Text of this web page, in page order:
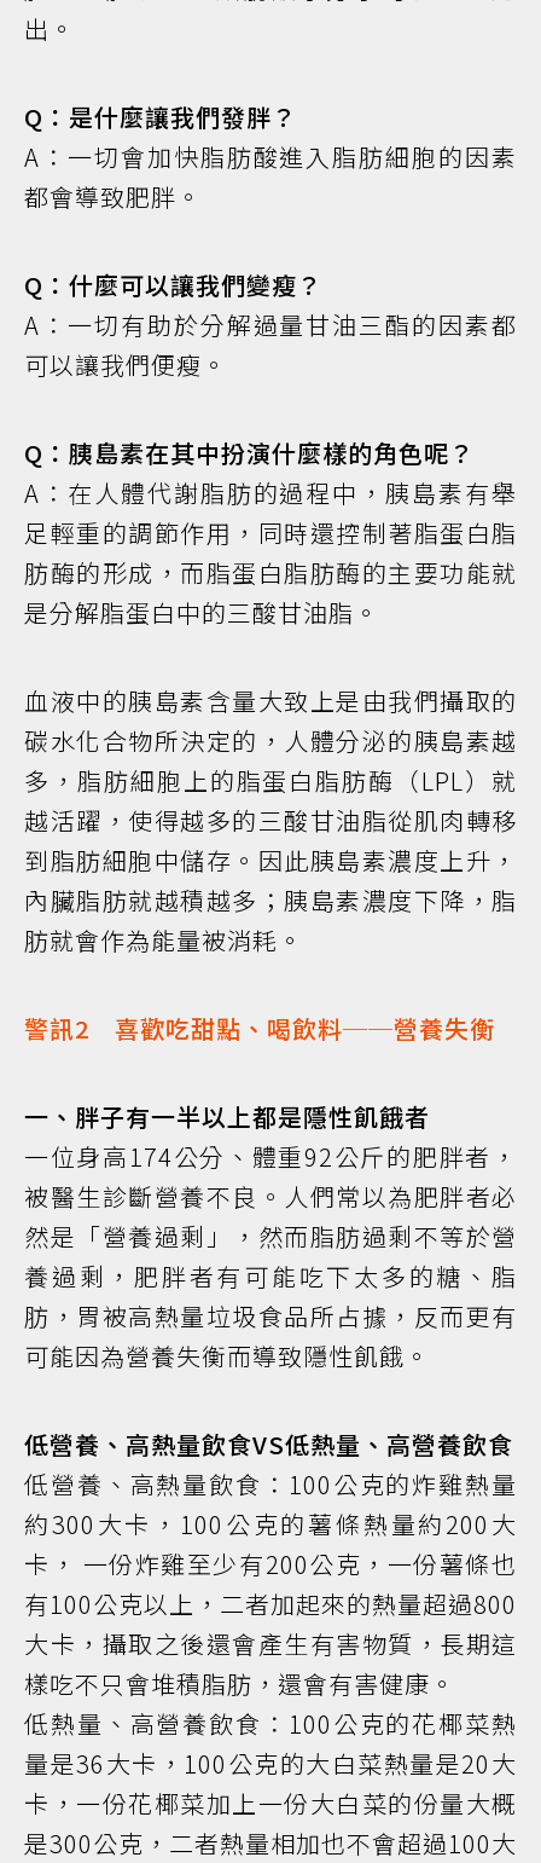
出。
Q：是什麼讓我們發胖？
A：一切會加快脂肪酸進入脂肪細胞的因素
都會導致肥胖。
Q：什麼可以讓我們變瘦？
A：一切有助於分解過量甘油三酯的因素都
可以讓我們便瘦。
Q：胰島素在其中扮演什麼樣的角色呢？
A：在人體代謝脂肪的過程中，胰島素有舉
足輕重的調節作用，同時還控制著脂蛋白脂
肪酶的形成，而脂蛋白脂肪酶的主要功能就
是分解脂蛋白中的三酸甘油脂。
血液中的胰島素含量大致上是由我們攝取的
碳水化合物所決定的，人體分泌的胰島素越
多，脂肪細胞上的脂蛋白脂肪酶（LPL）就
越活躍，使得越多的三酸甘油脂從肌肉轉移
到脂肪細胞中儲存。因此胰島素濃度上升，
內臟脂肪就越積越多；胰島素濃度下降，脂
肪就會作為能量被消耗。
警訊2 喜歡吃甜點、喝飲料──營養失衡
一、胖子有一半以上都是隱性飢餓者
一位身高174公分、體重92公斤的肥胖者，
被醫生診斷營養不良。人們常以為肥胖者必
然是「營養過剩」，然而脂肪過剩不等於營
養過剩，肥胖者有可能吃下太多的糖、脂
肪，胃被高熱量垃圾食品所占據，反而更有
可能因為營養失衡而導致隱性飢餓。
低營養、高熱量飲食VS低熱量、高營養飲食
低營養、高熱量飲食：100公克的炸雞熱量
約300大卡，100公克的薯條熱量約200大
卡， 一份炸雞至少有200公克，一份薯條也
有100公克以上，二者加起來的熱量超過800
大卡，攝取之後還會產生有害物質，長期這
樣吃不只會堆積脂肪，還會有害健康。
低熱量、高營養飲食：100公克的花椰菜熱
量是36大卡，100公克的大白菜熱量是20大
卡，一份花椰菜加上一份大白菜的份量大概
是300公克，二者熱量相加也不會超過100大